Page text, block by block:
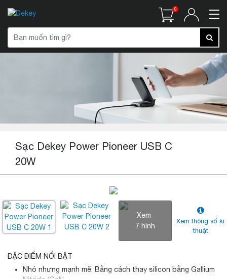
0
Sạc Dekey Power Pioneer USB C
20W
Xem
7 hình
Xem thông số kĩ
thuật
ĐẶC ĐIỂM NỔI BẬT
Nhỏ nhưng mạnh mẽ: Bằng cách thay silicon bằng Gallium